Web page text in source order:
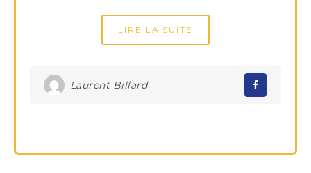
LIRE LA SUITE
Laurent Billard